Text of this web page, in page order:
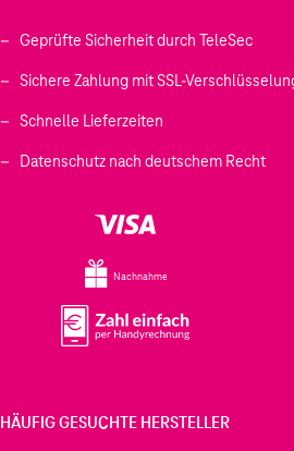
Geprüfte Sicherheit durch TeleSec
Sichere Zahlung mit SSL-
Schnelle Lieferzeiten
Datenschutz nach deutschem Recht
Nachnahme
HÄUFIG GESUCHTE HERSTELLER